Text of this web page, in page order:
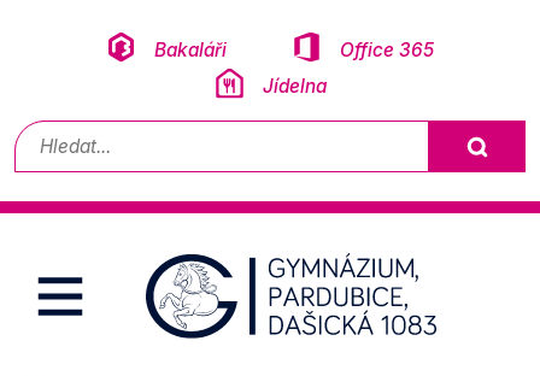
Bakaláři
Office 365
Jídelna
Vyhledávání